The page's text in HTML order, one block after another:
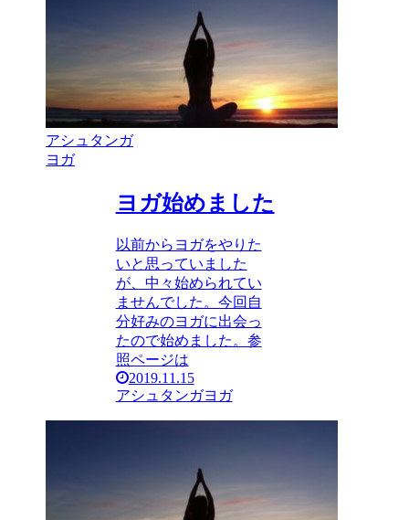
アシュタンガ
ヨガ
ヨガ始めました
以前からヨガをやりた
いと思っていました
が、中々始められてい
ませんでした。今回自
分好みのヨガに出会っ
たので始めました。参
照ページは
2019.11.15
アシュタンガヨガ